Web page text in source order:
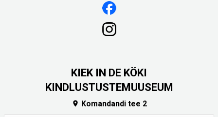
KIEK IN DE KÖKI
KINDLUSTUSTEMUUSEUM
 Komandandi tee 2